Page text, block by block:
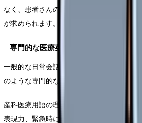
なく、患者さんの不安を和らげる共感的な
が求められます。
専門的な医療英語の必要性
一般的な日常会話と医療英語は大きく異な
のような専門的な英語スキルが必要です。
産科医療用語の理解と使用能力、出産の進
表現力、緊急時に簡潔かつ正確に情報を伝